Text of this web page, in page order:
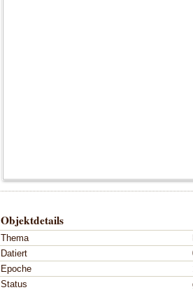
Objektdetails
Thema
Datiert
Epoche
Status